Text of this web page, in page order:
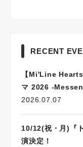
RECENT
【Mi'Line
マ 2026 -
2026.07.07
10/12(祝・月)『
演決定！